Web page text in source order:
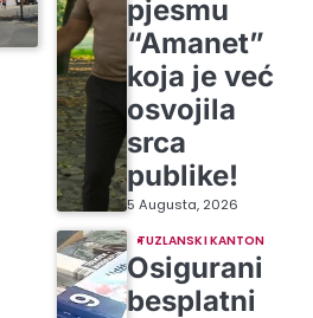
pjesmu
“Amanet”
koja je već
osvojila
srca
publike!
5 Augusta, 2026
TUZLANSKI KANTON
Osigurani
besplatni